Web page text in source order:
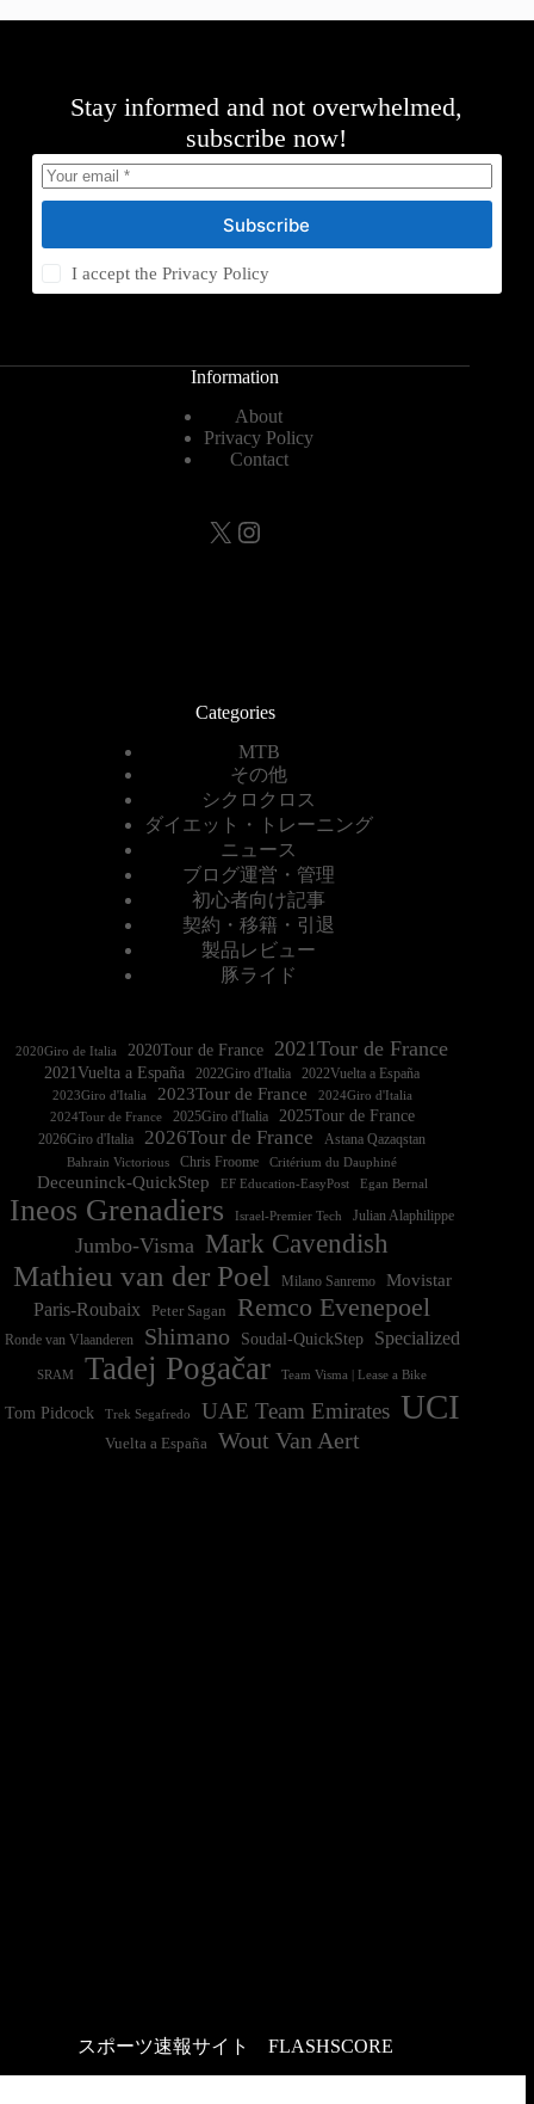
Stay informed and not overwhelmed,
subscribe now!
Subscribe
I accept thePrivacy Policy
Information
About
Privacy Policy
Contact
X Instagram
Categories
MTB
その他
シクロクロス
ダイエット・トレーニング
ニュース
ブログ運営・管理
初心者向け記事
契約・移籍・引退
製品レビュー
豚ライド
2020Giro de Italia 2020Tour de France 2021Tour de France
2021Vuelta a España 2022Vuelta a España
2023Giro d'Italia 2023Tour de France
2024Tour de France
2025Giro d'Italia 2025Tour de France
2026Giro d'Italia 2026Tour de France Astana Qazaqstan
Bahrain Victorious Chris Froome Critérium du Dauphiné
Deceuninck-QuickStep EF Education-EasyPost Egan Bernal
Ineos Grenadiers Israel-Premier Tech Julian Alaphilippe
Jumbo-Visma Mark Cavendish
Mathieu van der Poel Milano Sanremo
Movistar
Paris-Roubaix
Peter Sagan Remco Evenepoel
Ronde van Vlaanderen Shimano Soudal-QuickStep Specialized
SRAM Tadej Pogačar Team Visma | Lease a Bike
Tom Pidcock Trek Segafredo UAE Team Emirates UCI
Vuelta a España Wout Van Aert
スポーツ速報サイト FLASHSCORE